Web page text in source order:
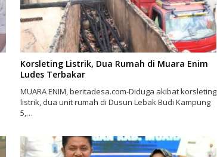
Korsleting Listrik, Dua Rumah di Muara Enim
Ludes Terbakar
MUARA ENIM, beritadesa.com-Diduga akibat korsleting
listrik, dua unit rumah di Dusun Lebak Budi Kampung
5,…